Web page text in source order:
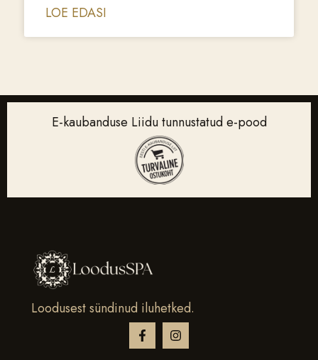
LOE EDASI
E-kaubanduse Liidu tunnustatud e-pood
Loodusest sündinud iluhetked.